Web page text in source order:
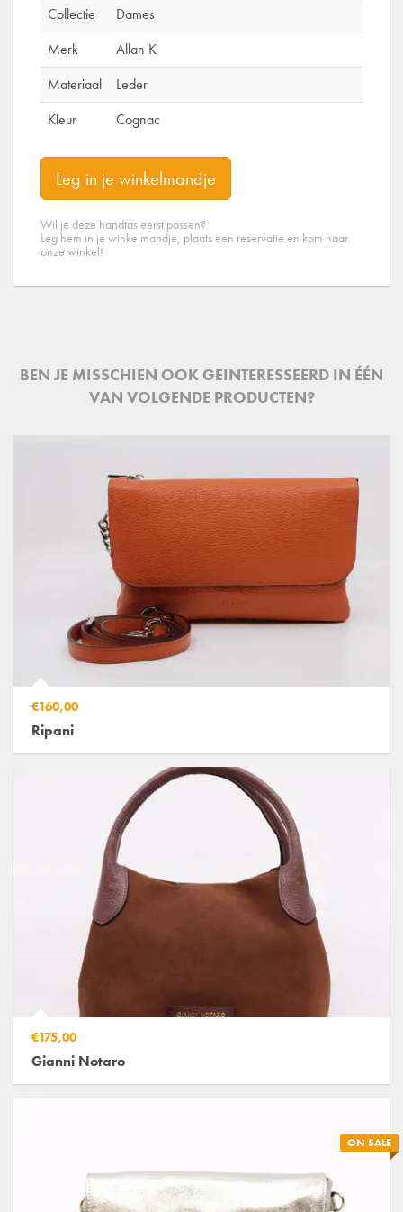
Collectie
Dames
Merk
Allan K
Materiaal
Leder
Kleur
Cognac
Leg in je winkelmandje
Wil je deze handtas eerst passen?
Leg hem in je winkelmandje, plaats een reservatie en kom naar
onze winkel!
BEN JE MISSCHIEN OOK GEINTERESSEERD IN ÉÉN
VAN VOLGENDE PRODUCTEN?
€160,00
Ripani
€175,00
Gianni Notaro
ON SALE